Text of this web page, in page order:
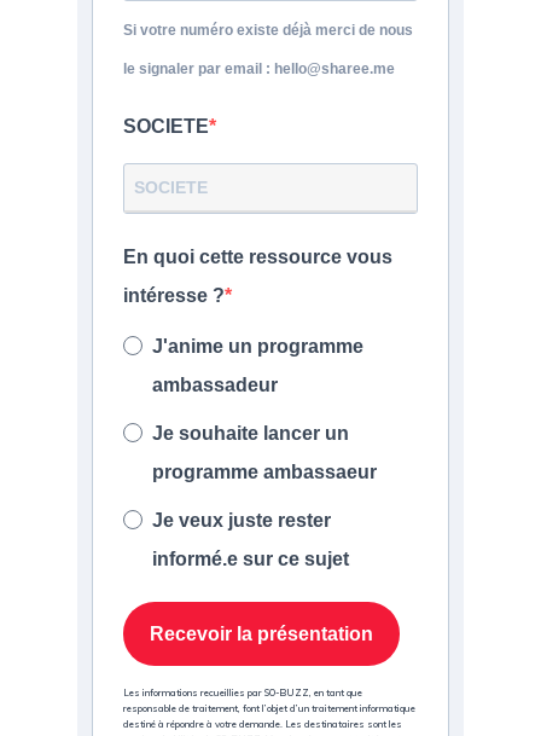
Si votre numéro existe déjà merci de nous
le signaler par email : hello@sharee.me
SOCIETE
En quoi cette ressource vous
intéresse ?
J'anime un programme
ambassadeur
Je souhaite lancer un
programme ambassaeur
Je veux juste rester
informé.e sur ce sujet
Recevoir la présentation
Les informations recueillies par SO-BUZZ, en tant que
responsable de traitement, font l’objet d’un traitement informatique
destiné à répondre à votre demande. Les destinataires sont les